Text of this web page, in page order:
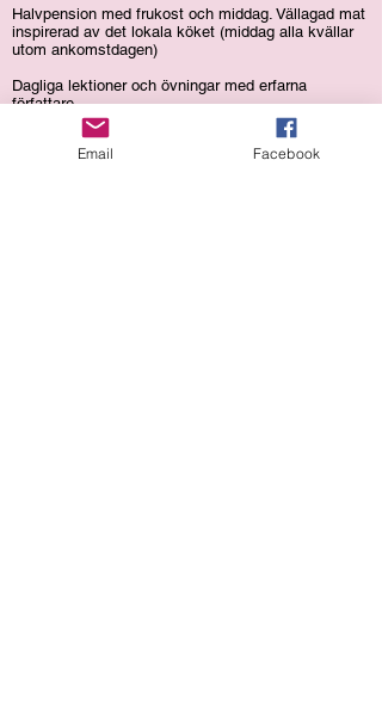
Halvpension med frukost och middag. Vällagad mat
inspirerad av det lokala köket (middag alla kvällar
utom ankomstdagen)
Dagliga lektioner och övningar med erfarna
författare.
6 yogapass (ta med egen yogamatta), kortare
vandringar, tillfällen att måla (med eget medtaget
Email Facebook